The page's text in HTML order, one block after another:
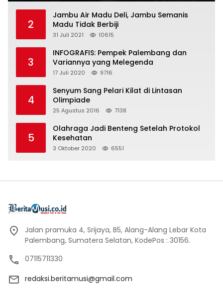
2
Jambu Air Madu Deli, Jambu Semanis
Madu Tidak Berbiji
31 Juli 2021 10615
3
INFOGRAFIS: Pempek Palembang dan
Variannya yang Melegenda
17 Juli 2020 9716
4
Senyum Sang Pelari Kilat di Lintasan
Olimpiade
25 Agustus 2016 7138
5
Olahraga Jadi Benteng Setelah Protokol
Kesehatan
3 Oktober 2020 6551
Jalan pramuka 4, Srijaya, B5, Alang-Alang Lebar Kota
Palembang, Sumatera Selatan, KodePos : 30156.
07115711330
redaksi.beritamusi@gmail.com